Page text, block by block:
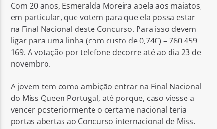
Com 20 anos, Esmeralda Moreira apela aos maiatos,
em particular, que votem para que ela possa estar
na Final Nacional deste Concurso. Para isso devem
ligar para uma linha (com custo de 0,74€) – 760 459
169. A votação por telefone decorre até ao dia 23 de
novembro.
A jovem tem como ambição entrar na Final Nacional
do Miss Queen Portugal, até porque, caso viesse a
vencer posteriormente o certame nacional teria
portas abertas ao Concurso internacional de Miss.